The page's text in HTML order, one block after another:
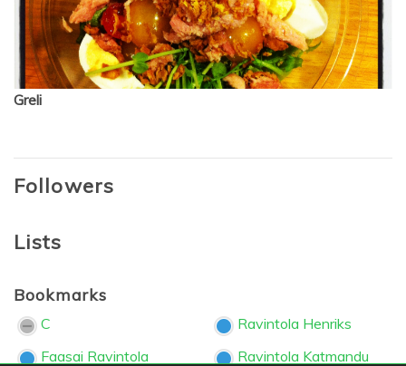
Greli
Followers
Lists
Bookmarks
C
Faasai Ravintola
Ravintola Henriks
Ravintola Katmandu